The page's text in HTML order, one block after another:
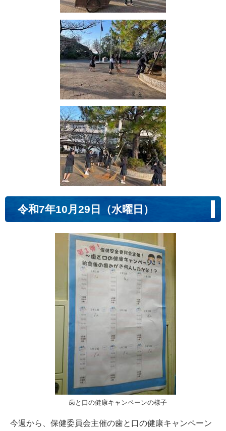
令和7年10月29日（水曜日）
歯と口の健康キャンペーンの様子
今週から、保健委員会主催の歯と口の健康キャンペーン